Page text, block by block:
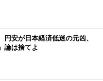
安が日本経済低迷の元凶、
論は捨てよ